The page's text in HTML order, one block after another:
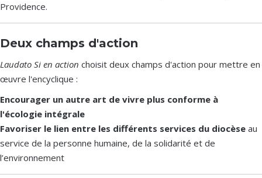
Providence.
Deux champs d'action
Laudato Si en action choisit deux champs d'action pour mettre en
œuvre l'encyclique :
Encourager un autre art de vivre plus conforme à
l'écologie intégrale
Favoriser le lien entre les différents services du diocèse au
service de la personne humaine, de la solidarité et de
l’environnement